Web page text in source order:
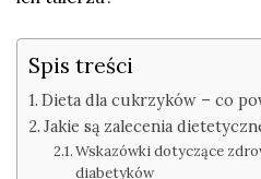
Spis treści
Dieta dla cukrzyków – co
Jakie są zalecenia
Wskazówki dotyczące
diabetyków